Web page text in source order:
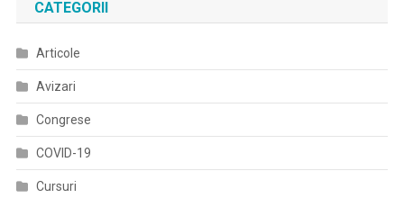
CATEGORII
Articole
Avizari
Congrese
COVID-19
Cursuri